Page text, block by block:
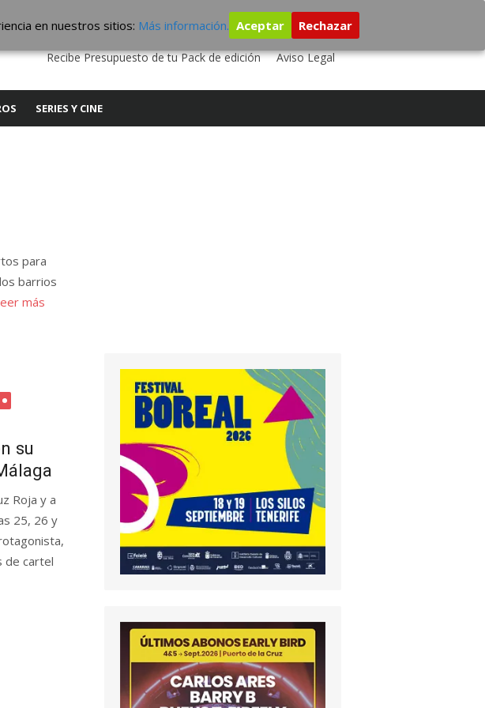
SERVICIOS EDITA TU DISCO
ESTUDIO DE GRABACIÓN
Recibe Presupuesto de tu Pack de edición
Aviso Legal
SERIES Y CINE
para
barrios
más
su
Roja y a
25, 26 y
de cartel
en nuestros sitios: Más información. Aceptar Rechazar